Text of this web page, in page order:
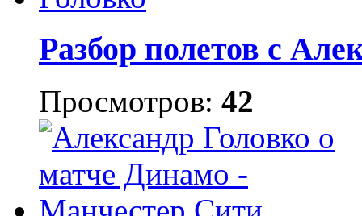
Разбор полетов с
Просмотров: 42